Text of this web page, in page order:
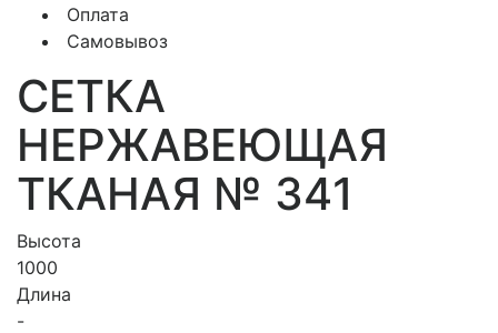
Оплата
Самовывоз
СЕТКА
НЕРЖАВЕЮЩАЯ
ТКАНАЯ № 341
Высота
1000
Длина
-